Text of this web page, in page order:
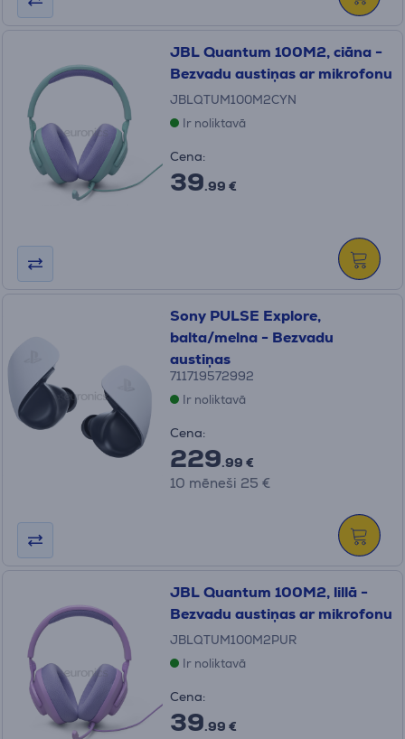
JBL Quantum 100M2, ciāna -
Bezvadu austiņas ar mikrofonu
JBLQTUM100M2CYN
Ir noliktavā
Cena:
39.99 €
Sony PULSE Explore,
balta/melna - Bezvadu
austiņas
711719572992
Ir noliktavā
Cena:
229.99 €
10 mēneši 25 €
JBL Quantum 100M2, lillā -
Bezvadu austiņas ar mikrofonu
JBLQTUM100M2PUR
Ir noliktavā
Cena:
39.99 €